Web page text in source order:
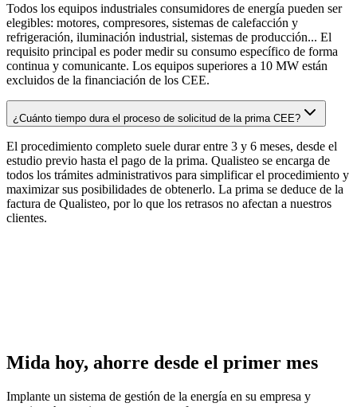
Todos los equipos industriales consumidores de energía pueden ser
elegibles: motores, compresores, sistemas de calefacción y
refrigeración, iluminación industrial, sistemas de producción... El
requisito principal es poder medir su consumo específico de forma
continua y comunicante. Los equipos superiores a 10 MW están
excluidos de la financiación de los CEE.
¿Cuánto tiempo dura el proceso de solicitud de la prima CEE?
El procedimiento completo suele durar entre 3 y 6 meses, desde el
estudio previo hasta el pago de la prima. Qualisteo se encarga de
todos los trámites administrativos para simplificar el procedimiento y
maximizar sus posibilidades de obtenerlo. La prima se deduce de la
factura de Qualisteo, por lo que los retrasos no afectan a nuestros
clientes.
Mida hoy, ahorre desde el primer mes
Implante un sistema de gestión de la energía en su empresa y